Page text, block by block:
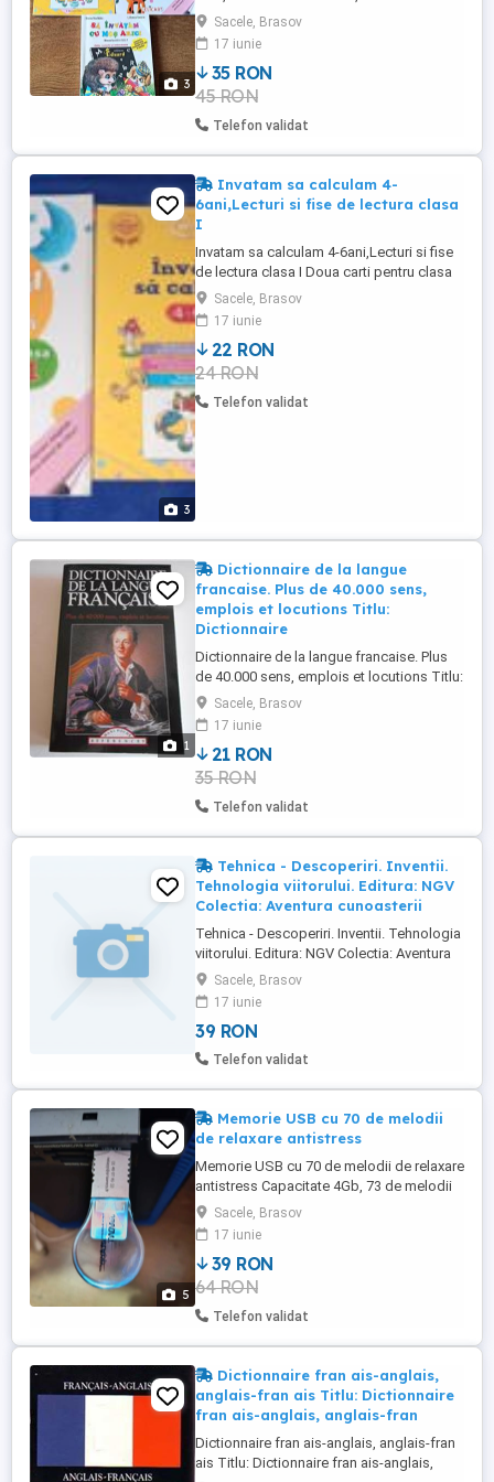
3
lectura - Sa invatam cu Mos Arici (Manual
pentru clasa I) - Stela Gurzau, Liliana Iancu
An aparitie: 2018 - Invatam sa calculam 4-6
ani Copilul destept Editura: Litera Anul
aparitiei: 2016 - Lecturi si fise de lectura
clasa ...
Sacele, Brasov
17 iunie
35 RON
45 RON
Telefon validat
3
Invatam sa calculam 4-
6ani,Lecturi si fise de lectura clasa
I
Invatam sa calculam 4-6ani,Lecturi si fise
de lectura clasa I Doua carti pentru clasa
a-I-a - Invatam sa calculam 4-6ani, - Lecturi
si fise de lectura clasa I In stare foarte
buna poze reale.
Sacele, Brasov
17 iunie
22 RON
24 RON
Telefon validat
1
Dictionnaire de la langue
francaise. Plus de 40.000 sens,
emplois et locutions Titlu:
Dictionnaire
Dictionnaire de la langue francaise. Plus
de 40.000 sens, emplois et locutions Titlu:
Dictionnaire de la langue francaise. Plus
de 40.000 sens, emplois et locutions
Editura: Editions de Connaissance An de
aparitie: 1995 Nr. pagini: 511 Format: 10 x
17 cm Coperti: brosate Carte in limba:
franceza Stare: ...
Sacele, Brasov
17 iunie
21 RON
35 RON
Telefon validat
Tehnica - Descoperiri. Inventii.
Tehnologia viitorului. Editura: NGV
Colectia: Aventura cunoasterii
Tehnica - Descoperiri. Inventii. Tehnologia
viitorului. Editura: NGV Colectia: Aventura
cunoasterii Limba: Romana Coperta:
Cartonata (hardcover) Numar volume: 1
Numar pagini: 96 Dimensiuni: 290 x 240
mm Greutate: 0.72 kg Stare excelenta, ca
noua, poze reale.
Sacele, Brasov
17 iunie
39 RON
Telefon validat
5
Memorie USB cu 70 de melodii
de relaxare antistress
Memorie USB cu 70 de melodii de relaxare
antistress Capacitate 4Gb, 73 de melodii
relaxare antistress unele melodii tin chiar
si 3 ore... Perfect functional, poze reale
Sacele, Brasov
17 iunie
39 RON
64 RON
Telefon validat
Dictionnaire fran ais-anglais,
anglais-fran ais Titlu: Dictionnaire
fran ais-anglais, anglais-fran
Dictionnaire fran ais-anglais, anglais-fran
ais Titlu: Dictionnaire fran ais-anglais,